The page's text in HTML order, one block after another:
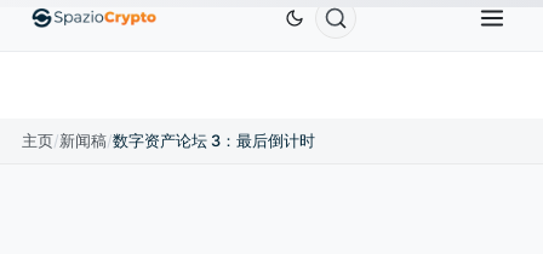
EthereumETHUS$1,880.58 TetherUSDT ↑0.00% BNB
主页/新闻稿/数字资产论坛 3：最后倒计时